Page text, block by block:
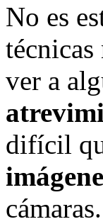
No es
técnicas
ver a
difícil
cámaras.